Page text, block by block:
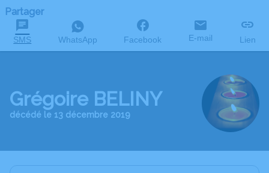
Partager
SMS WhatsApp Facebook E-mail Lien
Grégoire BELINY
décédé le 13 décembre 2019